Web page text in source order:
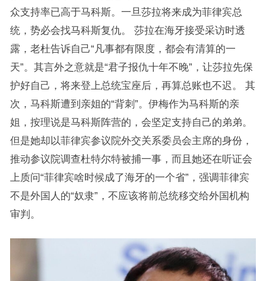
众支持率已高于马科斯。一旦莎拉将来成为菲律宾总
统，势必会找马科斯复仇。 莎拉在海牙接受采访时透
露，老杜告诉自己“凡事都有限度，都会有清算的一
天”。其言外之意就是“君子报仇十年不晚”，让莎拉先保
护好自己，将来登上总统宝座后，再算总账也不迟。 其
次，马科斯遭到亲姐的“背刺”。伊梅作为马科斯的亲
姐，按理说是马科斯阵营的，会坚定支持自己的弟弟。
但是她却以菲律宾参议院外交关系委员会主席的身份，
推动参议院调查杜特尔特被捕一事，而且她还在听证会
上质问“菲律宾啥时候成了海牙的一个省”，强调菲律宾
不是外国人的“奴隶”，不应该将前总统移交给外国机构
审判。